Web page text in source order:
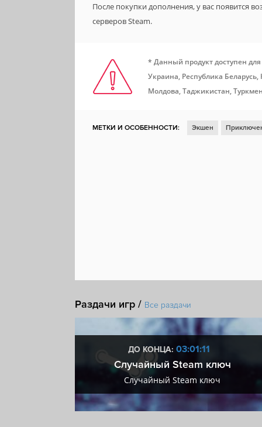
После покупки дополнения, у вас появится
серверов Steam.
* Данный продукт доступен
Украина, Республика
Молдова, Таджикистан,
МЕТКИ И ОСОБЕННОСТИ: Экшен
Раздачи игр / Все раздачи
ДО КОНЦА: 03:01:10
Случайный Steam ключ
Случайный Steam ключ